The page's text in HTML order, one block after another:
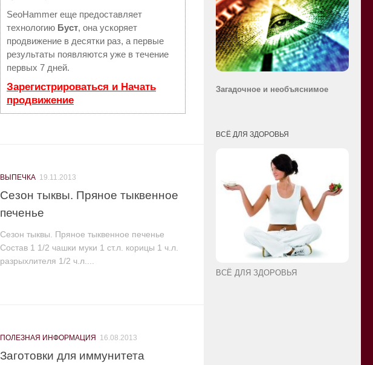
SeoHammer еще предоставляет
технологию Буст, она ускоряет
продвижение в десятки раз, а первые
результаты появляются уже в течение
первых 7 дней.
Зарегистрироваться и Начать
продвижение
ВЫПЕЧКА 19.11.2013
Сезон тыквы. Пряное тыквенное
печенье
Сезон тыквы. Пряное тыквенное печенье
Состав 1 1/2 чашки муки 1 ст.л. корицы 1 ч.л.
разрыхлителя 1/2 ч.л....
ПОЛЕЗНАЯ ИНФОРМАЦИЯ 16.08.2013
Заготовки для иммунитета
Загадочное и необъяснимое
ВСЁ ДЛЯ ЗДОРОВЬЯ
ВСЁ ДЛЯ ЗДОРОВЬЯ